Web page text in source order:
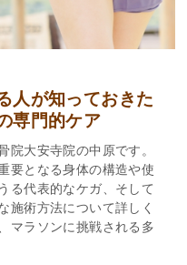
人が知っておきた
専門的ケア
院大安寺院の中原です。
要となる身体の構造や使
る代表的なケガ、そして
施術方法について詳しく
マラソンに挑戦される多